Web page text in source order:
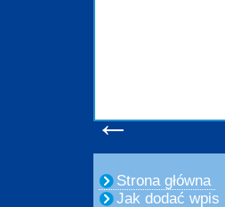
←
Strona główna
Jak dodać wpis